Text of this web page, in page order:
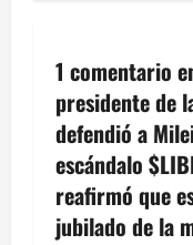
n
d
e
e
1 comentario
presidente de
defendió a
escándalo
reafirmó que
jubilado de la